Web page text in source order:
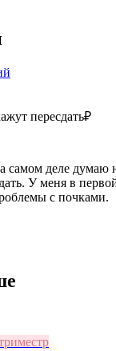
пересдать₽
самом деле думаю
У меня в
с почками.